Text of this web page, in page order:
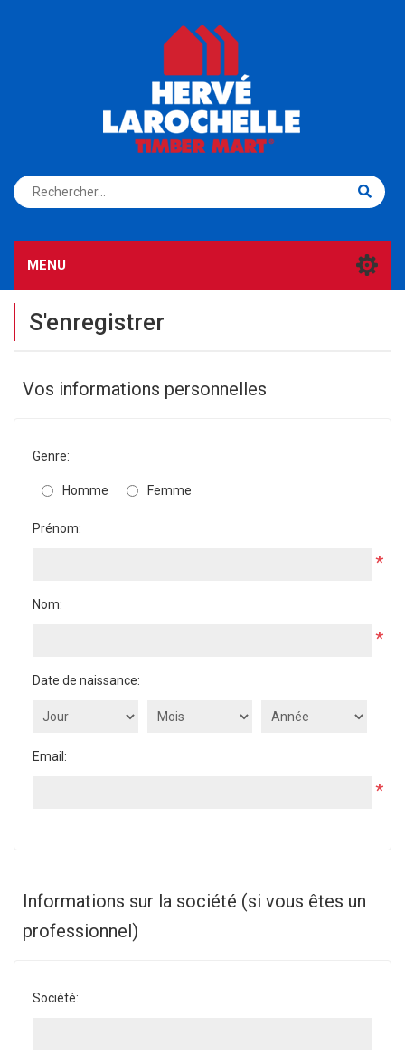
S'ENREGISTRER CONNEXION
MENU
S'enregistrer
Vos informations personnelles
Genre:
Homme Femme
Prénom:
*
Nom:
*
Date de naissance:
Email:
*
Informations sur la société (si vous êtes un
professionnel)
Société: